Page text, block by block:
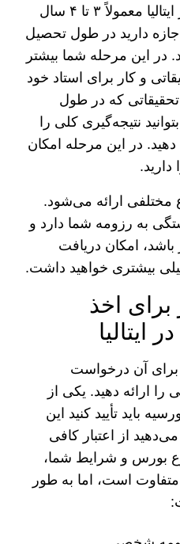
پروسه اخذ مدرک دکترا در ایتالیا معمولاً ۳ تا ۴ سال
دارید در طول تحصیل
در این مرحله شما بیشتر
و کار برای استاد خود
که در طول
نتیجه‌گیری کلی را
دهید. در این مرحله امکان
مختلفی ارائه می‌شود.
به رزومه شما دارد و
امکان دریافت
بیشتری خواهید داشت.
برای اخذ
ایتالیا
برای آن درخواست
را ارائه دهید. یکی از
باید تأیید کنید این
از اعتبار کافی
بورس و شرایط شما،
متفاوت است، اما به طور